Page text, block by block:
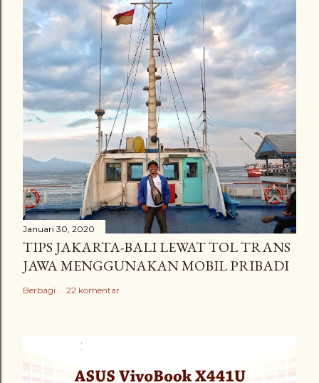
Januari 30, 2020
TIPS JAKARTA-BALI LEWAT TOL TRANS
JAWA MENGGUNAKAN MOBIL PRIBADI
Berbagi 22 komentar